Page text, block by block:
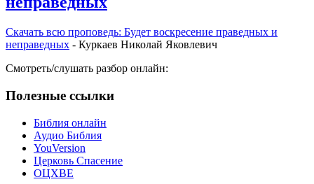
Скачать вcю проповедь: Будет воскресение праведных и
неправедных - Куркаев Николай Яковлевич
Смотреть/слушать разбор онлайн:
Полезные ссылки
Библия онлайн
Аудио Библия
YouVersion
Церковь Спасение
ОЦХВЕ